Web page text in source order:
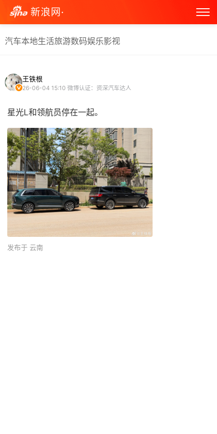
新浪网·
汽车本地生活旅游数码娱乐影视
王铁根
26-06-04 15:10 微博认证：资深汽车达人
星光L和领航员停在一起。 ​
发布于 云南